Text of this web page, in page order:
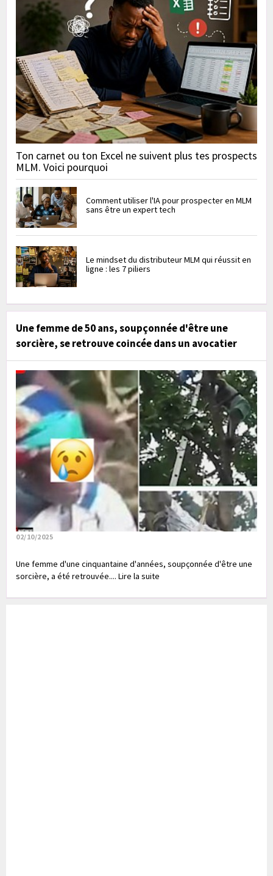
Ton carnet ou ton Excel ne suivent plus tes prospects
MLM. Voici pourquoi
Comment utiliser l'IA pour prospecter en MLM
sans être un expert tech
Le mindset du distributeur MLM qui réussit en
ligne : les 7 piliers
Une femme de 50 ans, soupçonnée d'être une
sorcière, se retrouve coincée dans un avocatier
02/10/2025
Une femme d'une cinquantaine d'années, soupçonnée d'être une
sorcière, a été retrouvée.... Lire la suite